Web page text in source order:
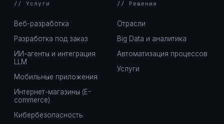
// Услуги
Веб-разработка
Разработка под заказ
ИИ-агенты и интеграция
LLM
Мобильные приложения
Интернет-магазины (E-
commerce)
Кибербезопасность
// Решения
Отрасли
Big Data и аналитика
Автоматизация процессов
Услуги